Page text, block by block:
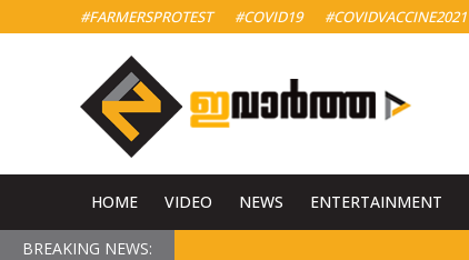
#FARMERSPROTEST #COVID19 #COVIDVACCINE2021
HOME VIDEO NEWS ENTERTAINMENT
BREAKING NEWS: